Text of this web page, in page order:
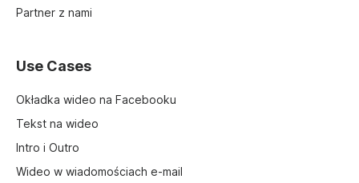
Partner z nami
Use Cases
Okładka wideo na Facebooku
Tekst na wideo
Intro i Outro
Wideo w wiadomościach e-mail